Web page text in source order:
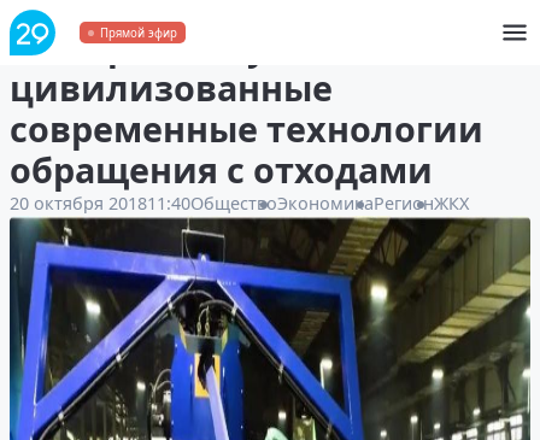
Прямой эфир
Поморье получает
цивилизованные
современные технологии
обращения с отходами
20 октября 201811:40ОбществоЭкономикаРегионЖКХ